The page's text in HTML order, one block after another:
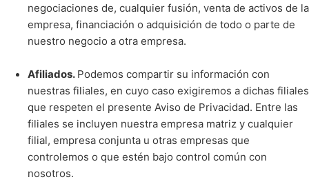
negociaciones de, cualquier fusión, venta de activos de la
empresa, financiación o adquisición de todo o parte de
nuestro negocio a otra empresa.
Afiliados. Podemos compartir su información con
nuestras filiales, en cuyo caso exigiremos a dichas filiales
que respeten el presente Aviso de Privacidad. Entre las
filiales se incluyen nuestra empresa matriz y cualquier
filial, empresa conjunta u otras empresas que
controlemos o que estén bajo control común con
nosotros.